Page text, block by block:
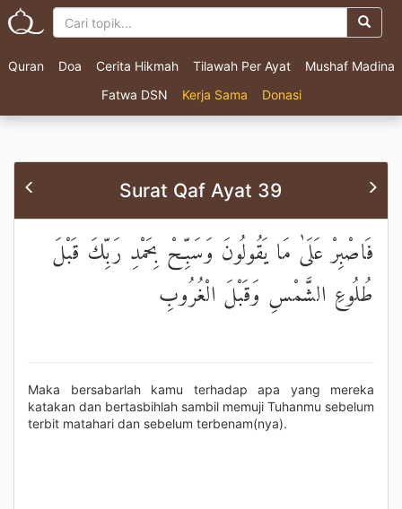
Quran Doa Cerita Hikmah Tilawah Per Ayat
Mushaf Madina
Fatwa DSN
Kerja Sama Donasi
Surat Qaf Ayat 39
فَاصْبِرْ عَلَىٰ مَا يَقُولُونَ وَسَبِّحْ بِحَمْدِ رَبِّكَ قَبْلَ
طُلُوعِ الشَّمْسِ وَقَبْلَ الْغُرُوبِ
Maka bersabarlah kamu terhadap apa yang mereka
katakan dan bertasbihlah sambil memuji Tuhanmu sebelum
terbit matahari dan sebelum terbenam(nya).